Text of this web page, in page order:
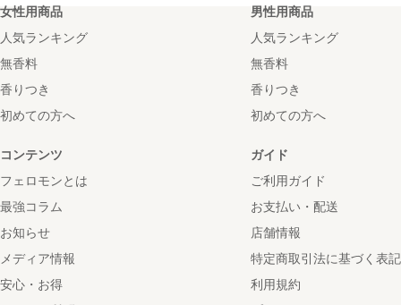
女性用商品
人気ランキング
無香料
香りつき
初めての方へ
男性用商品
人気ランキング
無香料
香りつき
初めての方へ
コンテンツ
フェロモンとは
最強コラム
お知らせ
メディア情報
安心・お得
ガイド
ご利用ガイド
お支払い・配送
店舗情報
特定商取引法に基づく表記
利用規約